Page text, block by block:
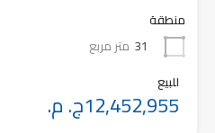
منطقة
31 متر مربع
للبيع
12,452,955ج. م.